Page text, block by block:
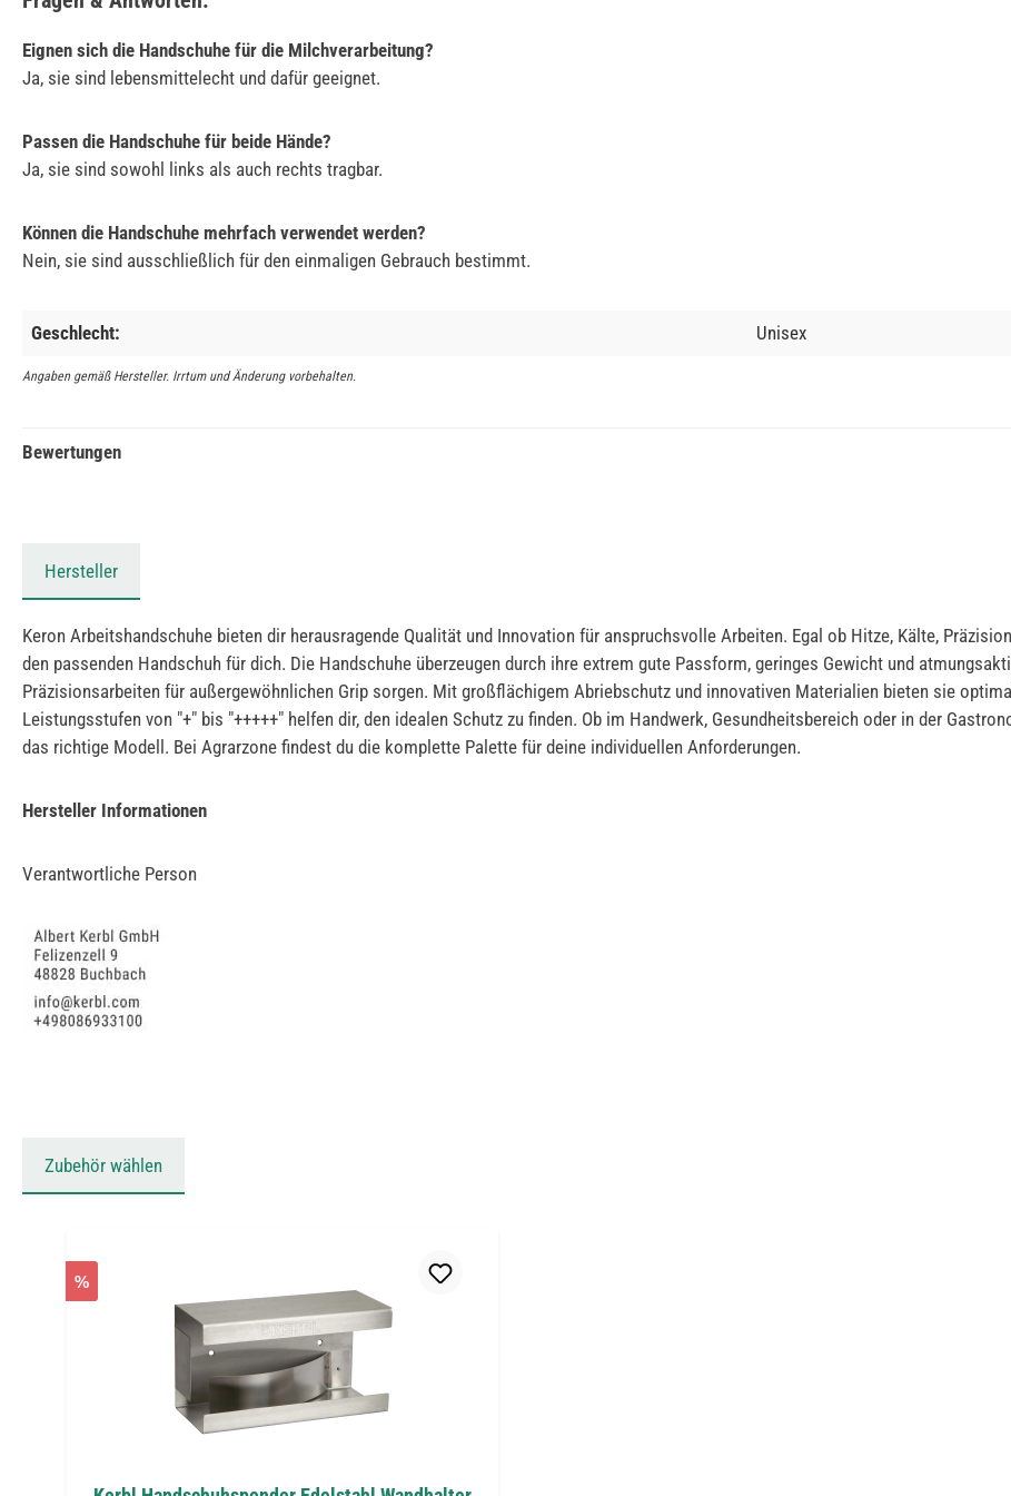
Eignen sich die Handschuhe für die Milchverarbeitung?
Ja, sie sind lebensmittelecht und dafür geeignet.
Passen die Handschuhe für beide Hände?
Ja, sie sind sowohl links als auch rechts tragbar.
Können die Handschuhe mehrfach verwendet werden?
Nein, sie sind ausschließlich für den einmaligen Gebrauch bestimmt.
Geschlecht: Unisex
Angaben gemäß Hersteller. Irrtum und Änderung vorbehalten.
Bewertungen
Hersteller
Keron Arbeitshandschuhe bieten dir herausragende Qualität und Innovation für anspruchsvolle Arbeiten. Egal ob Hitze, Kälte,
den passenden Handschuh für dich. Die Handschuhe überzeugen durch ihre extrem gute Passform, geringes Gewicht und
Präzisionsarbeiten für außergewöhnlichen Grip sorgen. Mit großflächigem Abriebschutz und innovativen Materialien bieten sie
Leistungsstufen von "+" bis "+++++" helfen dir, den idealen Schutz zu finden. Ob im Handwerk, Gesundheitsbereich oder in der
das richtige Modell. Bei Agrarzone findest du die komplette Palette für deine individuellen Anforderungen.
Hersteller Informationen
Verantwortliche Person
Zubehör wählen
%